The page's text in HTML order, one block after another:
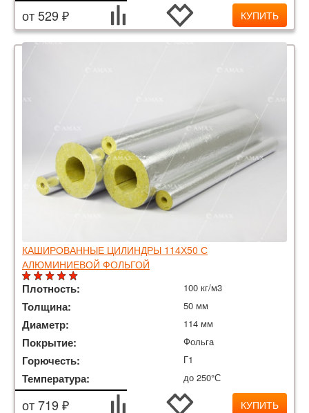
от 529 ₽ КУПИТЬ
КАШИРОВАННЫЕ ЦИЛИНДРЫ 114Х50 С
АЛЮМИНИЕВОЙ ФОЛЬГОЙ
Плотность: 100 кг/м3
Толщина: 50 мм
Диаметр: 114 мм
Покрытие: Фольга
Горючесть: Г1
Температура: до 250°С
от 719 ₽ КУПИТЬ